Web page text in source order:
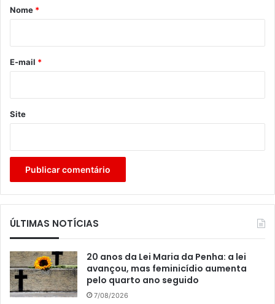
r
*
Nome *
E-mail *
Site
ÚLTIMAS NOTÍCIAS
20 anos da Lei Maria da Penha: a lei
avançou, mas feminicídio aumenta
pelo quarto ano seguido
7/08/2026